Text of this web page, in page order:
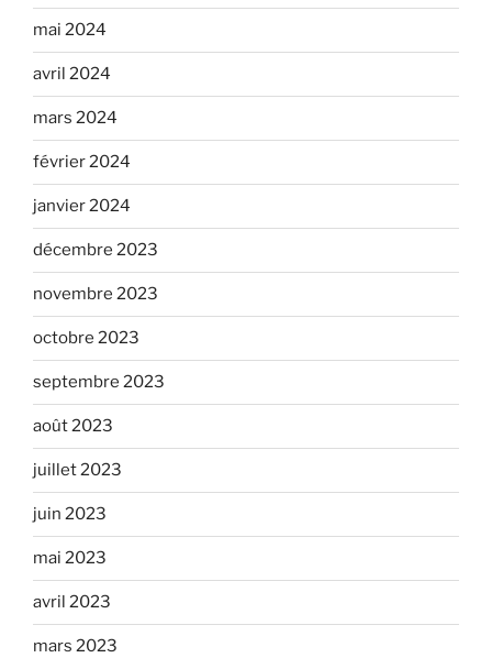
mai 2024
avril 2024
mars 2024
février 2024
janvier 2024
décembre 2023
novembre 2023
octobre 2023
septembre 2023
août 2023
juillet 2023
juin 2023
mai 2023
avril 2023
mars 2023